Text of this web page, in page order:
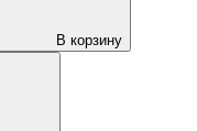
В корзину